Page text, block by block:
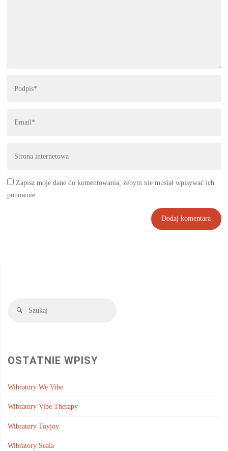
Zapisz moje dane do komentowania, żebym nie musiał wpisywać ich
ponownie.
Szukaj
OSTATNIE WPISY
Wibratory We Vibe
Wibratory Vibe Therapy
Wibratory Toyjoy
Wibratory Scala